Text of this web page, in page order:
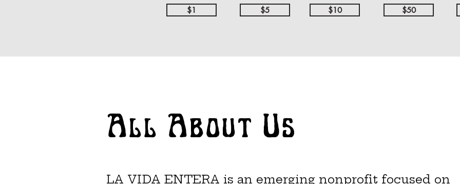
$1 $5 $10 $50
All About Us
LA VIDA ENTERA is an emerging nonprofit focused on